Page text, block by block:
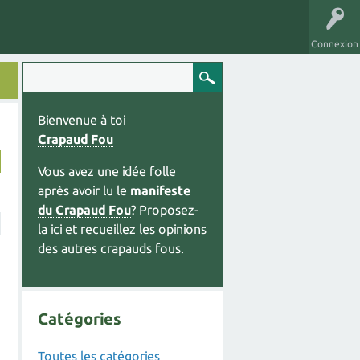
Connexion
Bienvenue à toi
Crapaud Fou
Vous avez une idée folle
après avoir lu le manifeste
du Crapaud Fou? Proposez-
la ici et recueillez les opinions
des autres crapauds fous.
Catégories
Toutes les catégories